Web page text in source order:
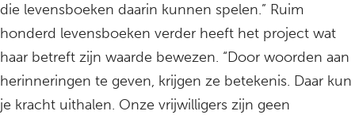
die levensboeken daarin kunnen spelen.” Ruim
honderd levensboeken verder heeft het project wat
haar betreft zijn waarde bewezen. “Door woorden aan
herinneringen te geven, krijgen ze betekenis. Daar kun
je kracht uithalen. Onze vrijwilligers zijn geen